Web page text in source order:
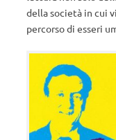
della società in cui
percorso di esseri